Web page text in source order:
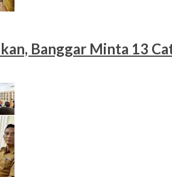
Banggar Minta 13